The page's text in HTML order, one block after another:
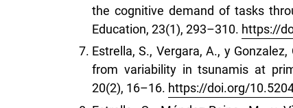
the cognitive demand of tasks
Education, 23(1), 293–310. https://
Estrella, S., Vergara, A., y
from variability in tsunamis at
20(2), 16–16. https://doi.org/